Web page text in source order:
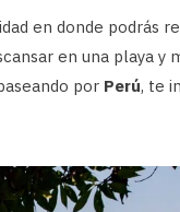
en donde podrás
en una playa y
por Perú, te